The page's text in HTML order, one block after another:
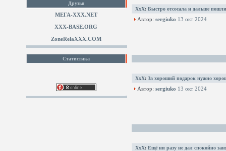
Друзья
МЕГА-ХХХ.NET
XXX-BASE.ORG
ZoneRelaXXX.COM
Статистика
XxX: Быстро отсосала и дальше пошли
Автор: sergiuko 13 окт 2024
XxX: За хороший подарок нужно
Автор: sergiuko 13 окт 2024
XxX: Ещё ни разу не дал спокойно